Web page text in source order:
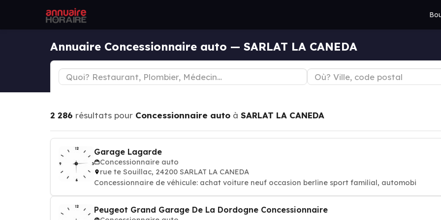
Annuaire Concessionnaire auto — SARLAT LA CANEDA
2 286 résultats pour Concessionnaire auto à SARLAT LA CANEDA
Garage Lagarde
Concessionnaire auto
rue te Souillac, 24200 SARLAT LA CANEDA
Concessionnaire de véhicule: achat voiture neuf occasion berline sport familial, automobi
Peugeot Grand Garage De La Dordogne Concessionnaire